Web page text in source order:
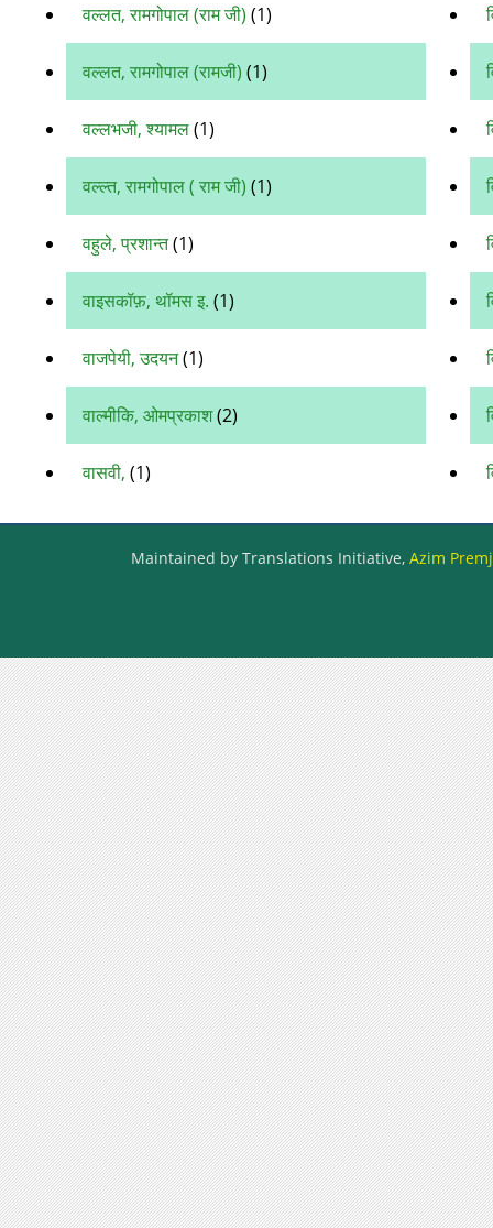
वल्‍लत, रामगोपाल (राम जी) (1)
वल्लत, रामगोपाल (रामजी) (1)
वल्लभजी, श्यामल(1)
वल्ल्त, रामगोपाल ( राम जी) (1)
वहुले, प्रशान्त(1)
वाइसकॉफ़, थॉमस इ. (1)
वाजपेयी, उदयन(1)
वाल्मीकि, ओमप्रकाश(2)
वासवी, (1)
Maintained by Translations Initiative, Azim